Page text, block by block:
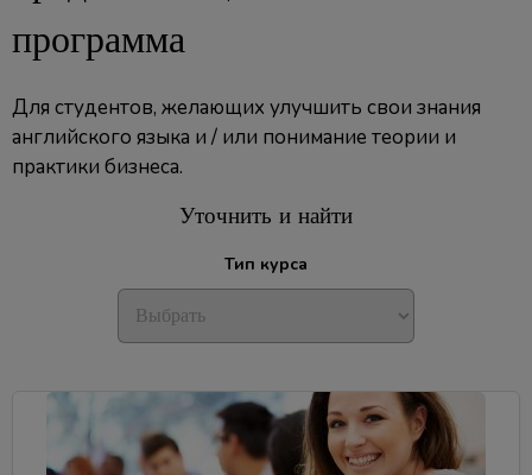
программа
Для студентов, желающих улучшить свои знания
английского языка и / или понимание теории и
практики бизнеса.
Уточнить и найти
Тип курса